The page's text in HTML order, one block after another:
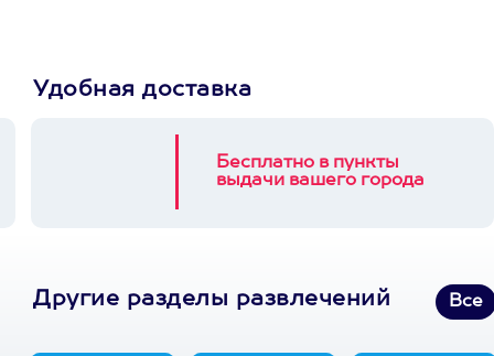
Удобная доставка
Бесплатно в пункты
выдачи вашего города
Другие разделы развлечений Все